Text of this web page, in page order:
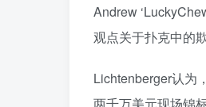
Andrew
观点关于扑克中的
Lichtenberger认为